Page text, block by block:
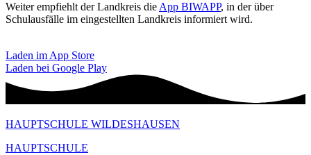
Weiter empfiehlt der Landkreis die App BIWAPP, in der über
Schulausfälle im eingestellten Landkreis informiert wird.
Laden im App Store
Laden bei Google Play
HAUPTSCHULE WILDESHAUSEN
HAUPTSCHULE